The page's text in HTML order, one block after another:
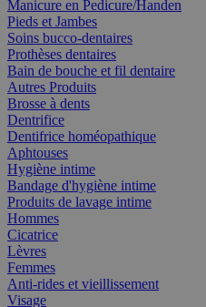
Manicure en Pedicure/Handen
Pieds et Jambes
Soins bucco-dentaires
Prothèses dentaires
Bain de bouche et fil dentaire
Autres Produits
Brosse à dents
Dentrifice
Dentifrice homéopathique
Aphtouses
Hygiène intime
Bandage d'hygiène intime
Produits de lavage intime
Hommes
Cicatrice
Lèvres
Femmes
Anti-rides et vieillissement
Visage